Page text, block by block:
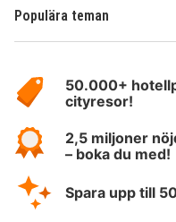
Populära teman
HotelSpecials
50.000+
cityresor!
2,5 miljoner
– boka du med!
Spara upp till